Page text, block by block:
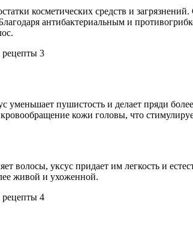
косметических средств и
антибактериальным и
уменьшает пушистость и делает пряди
кожи головы, что
волосы, уксус придает им легкость и
живой и ухоженной.